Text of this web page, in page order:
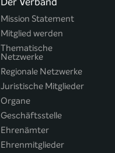
Mission Statement
Mitglied werden
Thematische
Netzwerke
Regionale Netzwerke
Juristische Mitglieder
Organe
Geschäftsstelle
Ehrenämter
Ehrenmitglieder